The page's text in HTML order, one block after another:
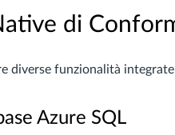
di
diverse funzionalità
Azure SQL